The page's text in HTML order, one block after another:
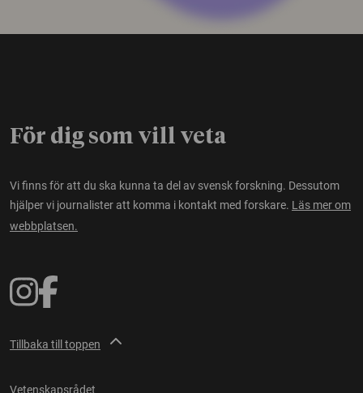
För dig som vill veta
Vi finns för att du ska kunna ta del av svensk forskning. Dessutom
hjälper vi journalister att komma i kontakt med forskare. Läs mer om
webbplatsen.
Tillbaka till toppen
Vetenskapsrådet